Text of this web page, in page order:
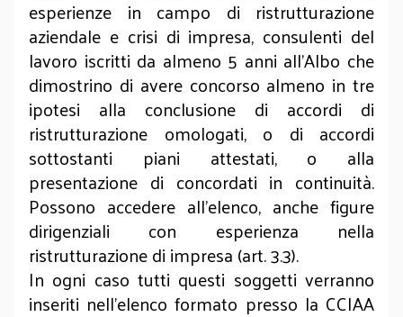
esperienze in campo di ristrutturazione
aziendale e crisi di impresa, consulenti del
lavoro iscritti da almeno 5 anni all’Albo che
dimostrino di avere concorso almeno in tre
ipotesi alla conclusione di accordi di
ristrutturazione omologati, o di accordi
sottostanti piani attestati, o alla
presentazione di concordati in continuità.
Possono accedere all’elenco, anche figure
dirigenziali con esperienza nella
ristrutturazione di impresa (art. 3.3).
In ogni caso tutti questi soggetti verranno
inseriti nell’elenco formato presso la CCIAA